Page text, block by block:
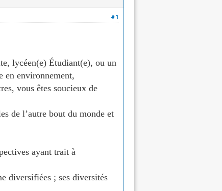
#1
lycéen(e) Étudiant(e), ou un
en environnement,
vous êtes soucieux de
de l’autre bout du monde et
ayant trait à
diversifiées ; ses diversités